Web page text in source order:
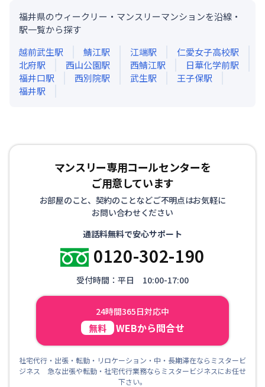
福井県のウィークリー・マンスリーマンションを沿線・
駅一覧から探す
越前武生駅 鯖江駅 江端駅 仁愛女子高校駅
北府駅 西山公園駅 西鯖江駅 日華化学前駅
福井口駅 西別院駅 武生駅 王子保駅
福井駅
マンスリー専用コールセンターを
ご用意しています
お部屋のこと、契約のことなどご不明点はお気軽に
お問い合わせください
通話料無料で安心サポート
0120-302-190
受付時間：平日 10:00-17:00
24時間365日対応中
無料 WEBから問合せ
社宅代行・出張・転勤・リロケーション・中・長期滞在ならミスタービ
ジネス 急な出張や転勤・社宅代行業務ならミスタービジネスにお任せ
下さい。